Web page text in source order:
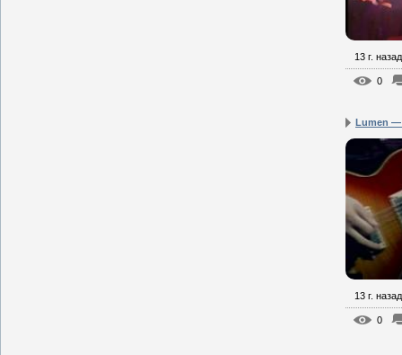
13 г. назад
0
Lumen —
13 г. назад
0